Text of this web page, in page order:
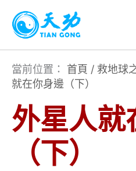
主
當前位置： 首頁 / 救地球
就在你身邊（下）
外星人就
（下）